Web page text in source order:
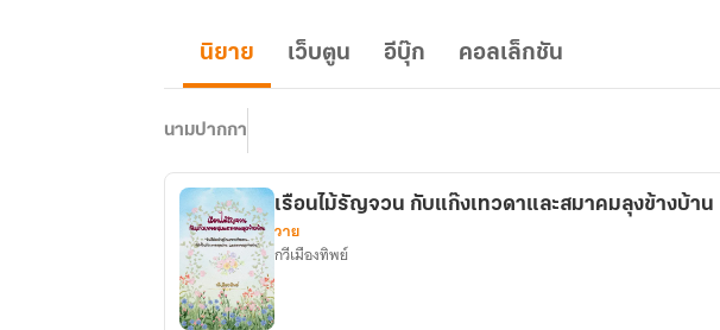
นิยาย เว็บตูน อีบุ๊ก คอลเล็กชัน
นามปากกา
เรือนไม้รัญจวน กับแก๊งเทวดาและสมาคมลุงข้างบ้าน
วาย
กวีเมืองทิพย์